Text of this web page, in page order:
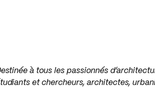
à tous les passionnés
et chercheurs, architectes,